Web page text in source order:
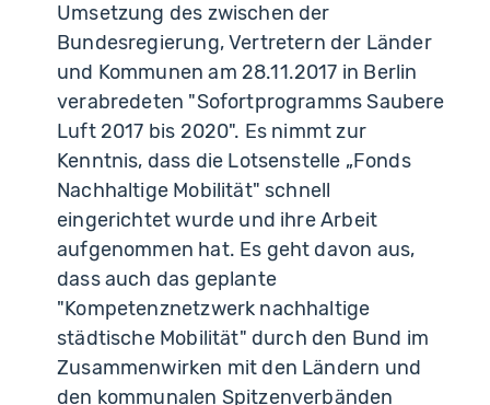
Umsetzung des zwischen der
Bundesregierung, Vertretern der Länder
und Kommunen am 28.11.2017 in Berlin
verabredeten "Sofortprogramms Saubere
Luft 2017 bis 2020". Es nimmt zur
Kenntnis, dass die Lotsenstelle „Fonds
Nachhaltige Mobilität" schnell
eingerichtet wurde und ihre Arbeit
aufgenommen hat. Es geht davon aus,
dass auch das geplante
"Kompetenznetzwerk nachhaltige
städtische Mobilität" durch den Bund im
Zusammenwirken mit den Ländern und
den kommunalen Spitzenverbänden